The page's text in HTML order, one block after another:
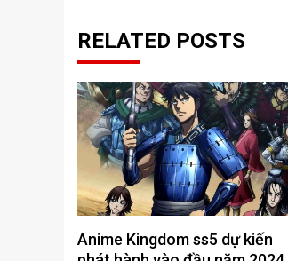
RELATED POSTS
Anime Kingdom ss5 dự kiến ​​